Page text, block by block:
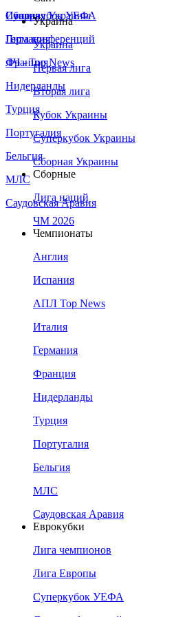
Сборная Украины
Италия
Германия
Франция
Нидерланды
Турция
Португалия
Бельгия
МЛС
Саудовская Аравия
Суперкубок УЕФА
Лига конференций
ЛЧ - Top News
Украина
Украина
Первая лига
Вторая лига
Кубок Украины
Суперкубок Украины
Сборная Украины
Сборные
Лига наций
ЧМ 2026
Чемпионаты
Англия
Испания
АПЛ Top News
Италия
Германия
Франция
Нидерланды
Турция
Португалия
Бельгия
МЛС
Саудовская Аравия
Еврокубки
Лига чемпионов
Лига Европы
Суперкубок УЕФА